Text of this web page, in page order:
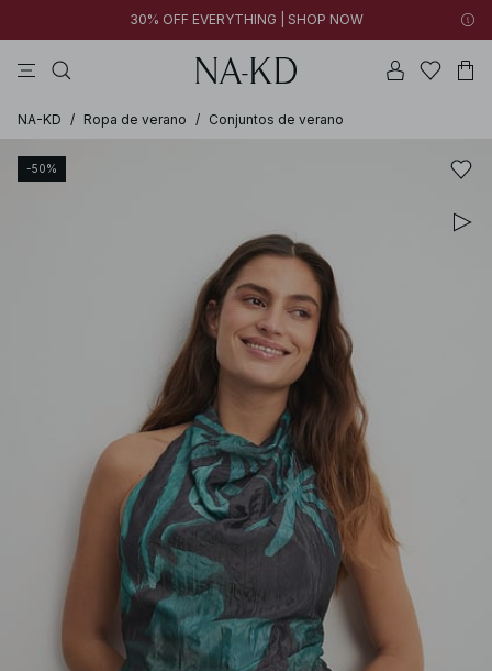
30% OFF EVERYTHING | SHOP NOW
NA-KD / Ropa de verano / Conjuntos de verano
-50%